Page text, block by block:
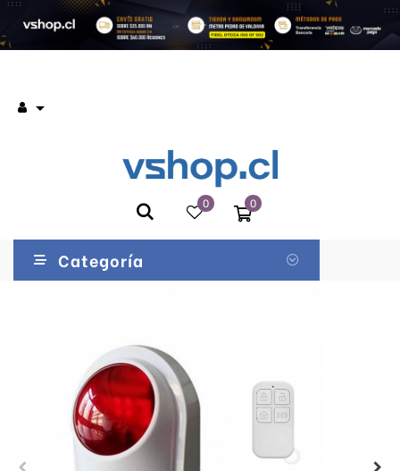

0 0
Categoría